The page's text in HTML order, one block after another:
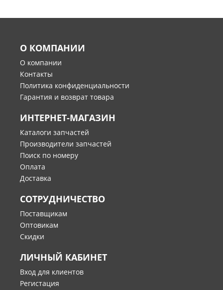
О КОМПАНИИ
О компании
Контакты
Политика конфиденциальности
Гарантия и возврат товара
ИНТЕРНЕТ-МАГАЗИН
Каталоги запчастей
Производители запчастей
Поиск по номеру
Оплата
Доставка
СОТРУДНИЧЕСТВО
Поставщикам
Оптовикам
Скидки
ЛИЧНЫЙ КАБИНЕТ
Вход для клиентов
Регистация